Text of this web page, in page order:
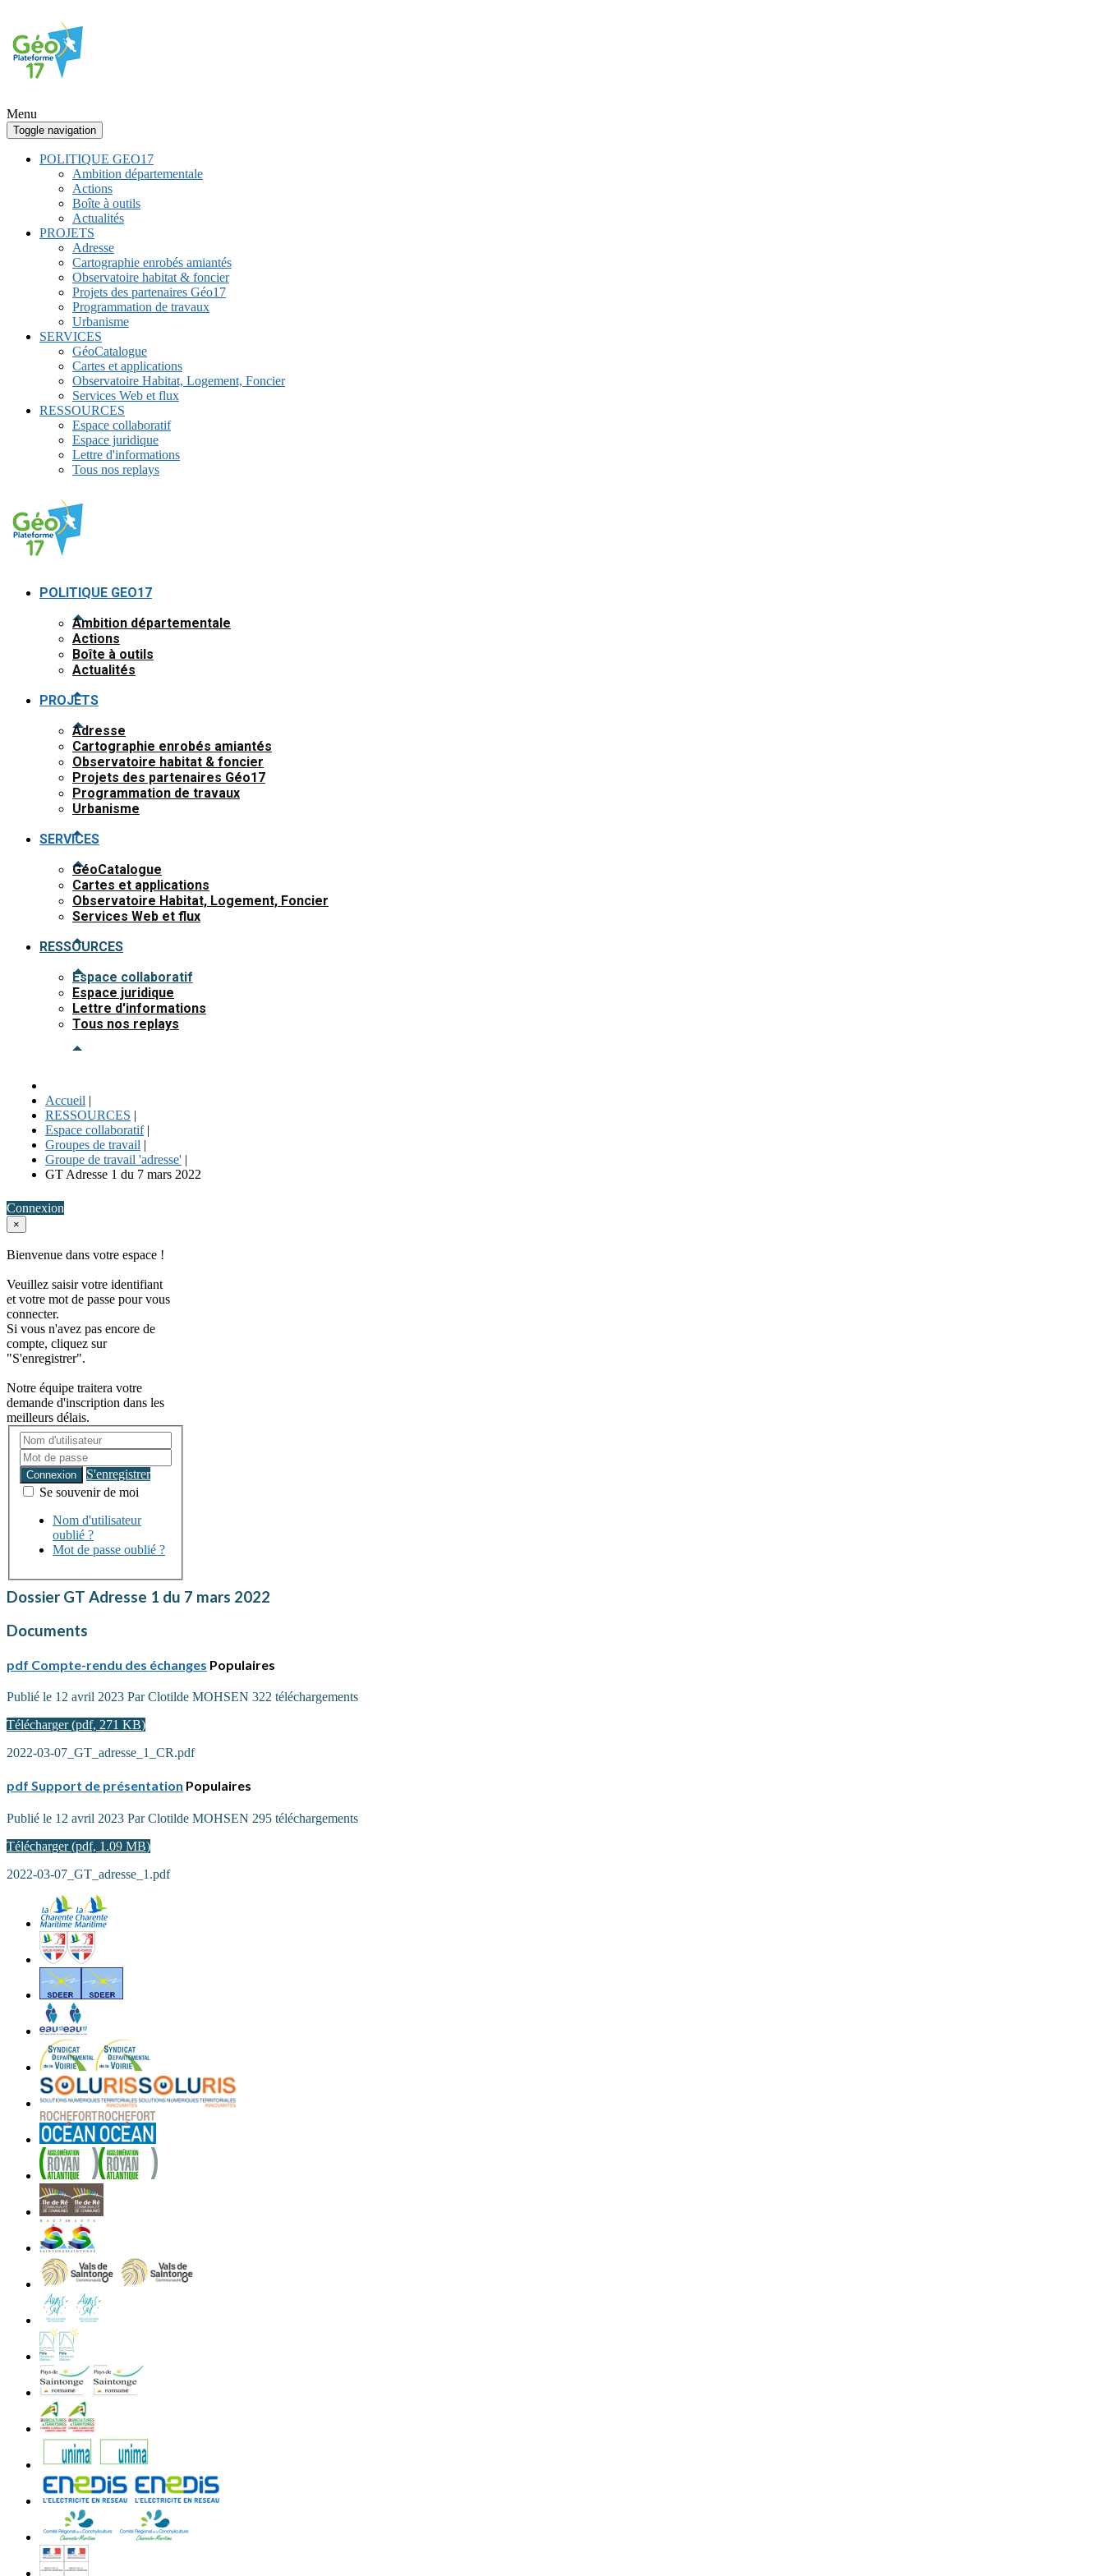
Menu
Toggle navigation
POLITIQUE GEO17
Ambition départementale
Actions
Boîte à outils
Actualités
PROJETS
Adresse
Cartographie enrobés amiantés
Observatoire habitat & foncier
Projets des partenaires Géo17
Programmation de travaux
Urbanisme
SERVICES
GéoCatalogue
Cartes et applications
Observatoire Habitat, Logement, Foncier
Services Web et flux
RESSOURCES
Espace collaboratif
Espace juridique
Lettre d'informations
Tous nos replays
POLITIQUE GEO17
Ambition départementale
Actions
Boîte à outils
Actualités
PROJETS
Adresse
Cartographie enrobés amiantés
Observatoire habitat & foncier
Projets des partenaires Géo17
Programmation de travaux
Urbanisme
SERVICES
GéoCatalogue
Cartes et applications
Observatoire Habitat, Logement, Foncier
Services Web et flux
RESSOURCES
Espace collaboratif
Espace juridique
Lettre d'informations
Tous nos replays
Accueil |
RESSOURCES |
Espace collaboratif |
Groupes de travail |
Groupe de travail 'adresse' |
GT Adresse 1 du 7 mars 2022
Connexion
×
Bienvenue dans votre espace !
Veuillez saisir votre identifiant
et votre mot de passe pour vous
connecter.
Si vous n'avez pas encore de
compte, cliquez sur
"S'enregistrer".
Notre équipe traitera votre
demande d'inscription dans les
meilleurs délais.
Connexion
S'enregistrer
Se souvenir de moi
Nom d'utilisateur
oublié ?
Mot de passe oublié ?
Dossier GT Adresse 1 du 7 mars 2022
Documents
pdf Compte-rendu des échanges Populaires
Publié le 12 avril 2023 ParClotilde MOHSEN 322 téléchargements
Télécharger(pdf, 271 KB)
2022-03-07_GT_adresse_1_CR.pdf
pdf Support de présentation Populaires
Publié le 12 avril 2023 ParClotilde MOHSEN 295 téléchargements
Télécharger(pdf, 1.09 MB)
2022-03-07_GT_adresse_1.pdf